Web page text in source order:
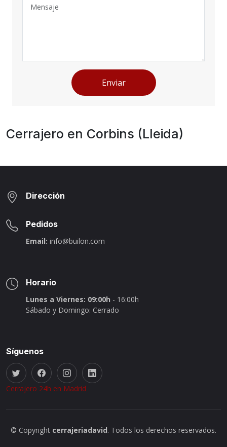
Enviar
Cerrajero en Corbins (Lleida)
Dirección
Pedidos
Email: info@builon.com
Horario
Lunes a Viernes: 09:00h - 16:00h
Sábado y Domingo: Cerrado
Síguenos
Cerrajero 24h en Madrid
© Copyright cerrajeriadavid. Todos los derechos reservados.